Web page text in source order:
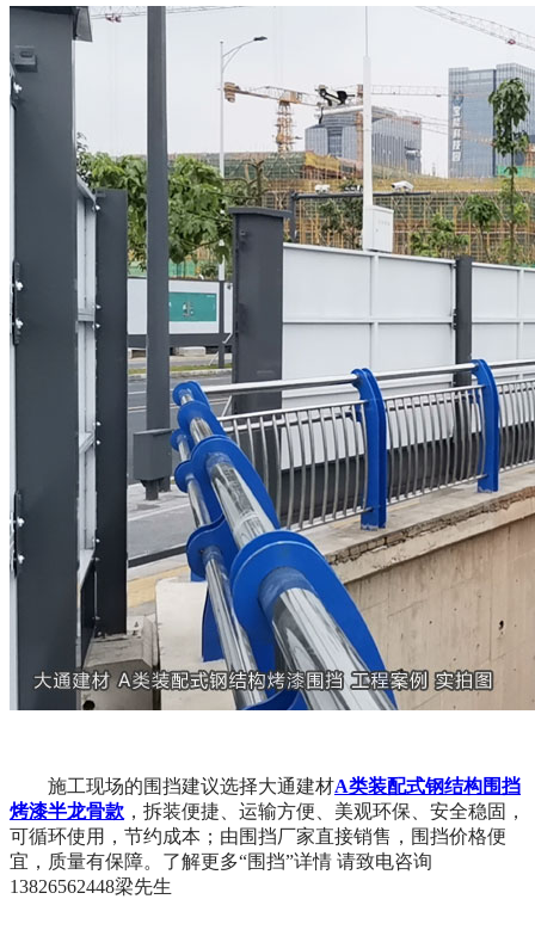
施工现场的围挡建议选择大通建材A类装配式钢结构围挡
烤漆半龙骨款 ，拆装便捷、运输方便、美观环保、安全稳固，
可循环使用，节约成本；由围挡厂家直接销售，围挡价格便
宜，质量有保障。了解更多“围挡”详情 请致电咨询
13826562448梁先生